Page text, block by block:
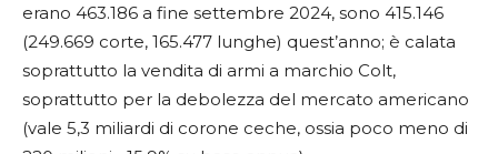
erano 463.186 a fine settembre 2024, sono 415.146
(249.669 corte, 165.477 lunghe) quest’anno; è calata
soprattutto la vendita di armi a marchio Colt,
soprattutto per la debolezza del mercato americano
(vale 5,3 miliardi di corone ceche, ossia poco meno di